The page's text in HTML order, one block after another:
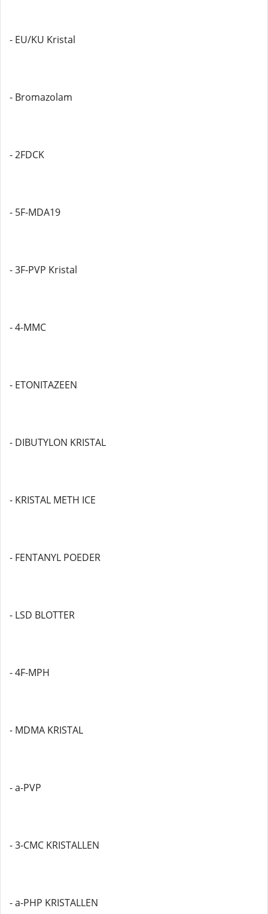
- EU/KU Kristal
- Bromazolam
- 2FDCK
- 5F-MDA19
- 3F-PVP Kristal
- 4-MMC
- ETONITAZEEN
- DIBUTYLON KRISTAL
- KRISTAL METH ICE
- FENTANYL POEDER
- LSD BLOTTER
- 4F-MPH
- MDMA KRISTAL
- a-PVP
- 3-CMC KRISTALLEN
- a-PHP KRISTALLEN